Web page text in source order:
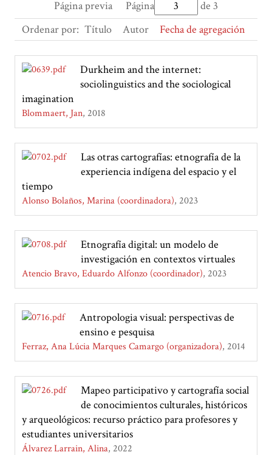
Página previa Página
de 3
Ordenar por: Título Autor Fecha de agregación
Durkheim and the internet:
sociolinguistics and the sociological
imagination
Blommaert, Jan 2018
Las otras cartografías: etnografía de la
experiencia indígena del espacio y el
tiempo
Alonso Bolaños, Marina (coordinadora) 2023
Etnografía digital: un modelo de
investigación en contextos virtuales
Atencio Bravo, Eduardo Alfonzo (coordinador) 2023
Antropologia visual: perspectivas de
ensino e pesquisa
Ferraz, Ana Lúcia Marques Camargo (organizadora) 2014
Mapeo participativo y cartografía social
de conocimientos culturales, históricos
y arqueológicos: recurso práctico para profesores y
estudiantes universitarios
Álvarez Larrain, Alina 2022